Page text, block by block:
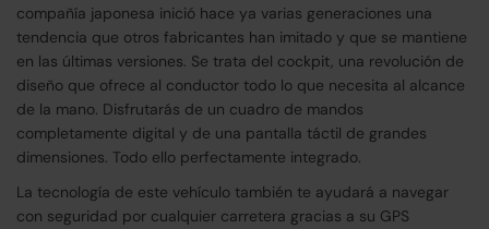
compañía japonesa inició hace ya varias generaciones una
tendencia que otros fabricantes han imitado y que se mantiene
en las últimas versiones. Se trata del cockpit, una revolución de
diseño que ofrece al conductor todo lo que necesita al alcance
de la mano. Disfrutarás de un cuadro de mandos
completamente digital y de una pantalla táctil de grandes
dimensiones. Todo ello perfectamente integrado.
La tecnología de este vehículo también te ayudará a navegar
con seguridad por cualquier carretera gracias a su GPS